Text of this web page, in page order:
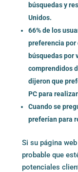
búsquedas y
Unidos.
66% de los
preferencia
búsquedas por
comprendidos
dijeron que
PC para
Cuando se
preferían para
Si su página
probable que
potenciales